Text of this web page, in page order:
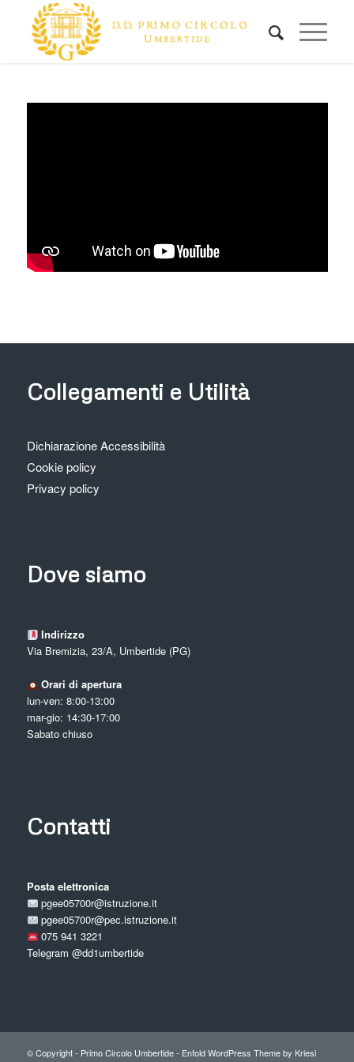
Collegamenti e Utilità
Dichiarazione Accessibilità
Cookie policy
Privacy policy
Dove siamo
Indirizzo
Via Bremizia, 23/A, Umbertide (PG)
Orari di apertura
lun-ven: 8:00-13:00
mar-gio: 14:30-17:00
Sabato chiuso
Contatti
Posta elettronica
pgee05700r@istruzione.it
pgee05700r@pec.istruzione.it
075 941 3221
Telegram @dd1umbertide
© Copyright - Primo Circolo Umbertide- Enfold WordPress Theme by Kriesi